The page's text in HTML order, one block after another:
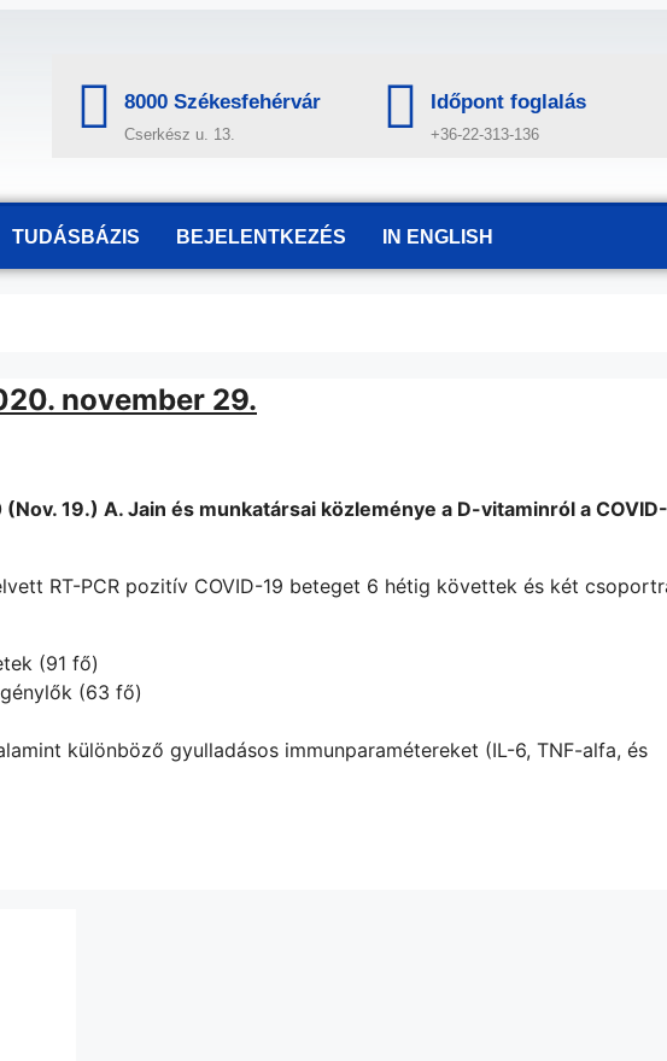
8000 Székesfehérvár
Cserkész u. 13.
Időpont foglalás
+36-22-313-136
TUDÁSBÁZIS BEJELENTKEZÉS IN ENGLISH
november 29.
19.) A. Jain és munkatársai közleménye a D-vitaminról a
RT-PCR pozitív COVID-19 beteget 6 hétig követtek és két
(91 fő)
(63 fő)
különböző gyulladásos immunparamétereket (IL-6, TNF-alfa, és